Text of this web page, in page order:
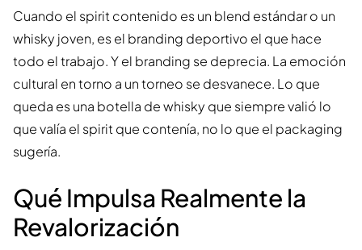
Cuando el spirit contenido es un blend estándar o un
whisky joven, es el branding deportivo el que hace
todo el trabajo. Y el branding se deprecia. La emoción
cultural en torno a un torneo se desvanece. Lo que
queda es una botella de whisky que siempre valió lo
que valía el spirit que contenía, no lo que el packaging
sugería.
Qué Impulsa Realmente la
Revalorización